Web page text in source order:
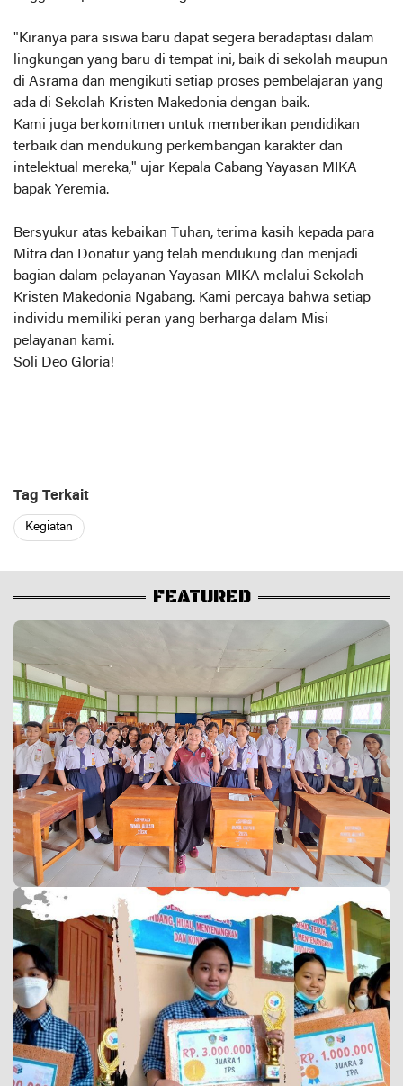
"Kiranya para siswa baru dapat segera beradaptasi dalam
lingkungan yang baru di tempat ini, baik di sekolah maupun
di Asrama dan mengikuti setiap proses pembelajaran yang
ada di Sekolah Kristen Makedonia dengan baik.
Kami juga berkomitmen untuk memberikan pendidikan
terbaik dan mendukung perkembangan karakter dan
intelektual mereka," ujar Kepala Cabang Yayasan MIKA
bapak Yeremia.
Bersyukur atas kebaikan Tuhan, terima kasih kepada para
Mitra dan Donatur yang telah mendukung dan menjadi
bagian dalam pelayanan Yayasan MIKA melalui Sekolah
Kristen Makedonia Ngabang. Kami percaya bahwa setiap
individu memiliki peran yang berharga dalam Misi
pelayanan kami.
Soli Deo Gloria!
Tag Terkait
Kegiatan
FEATURED